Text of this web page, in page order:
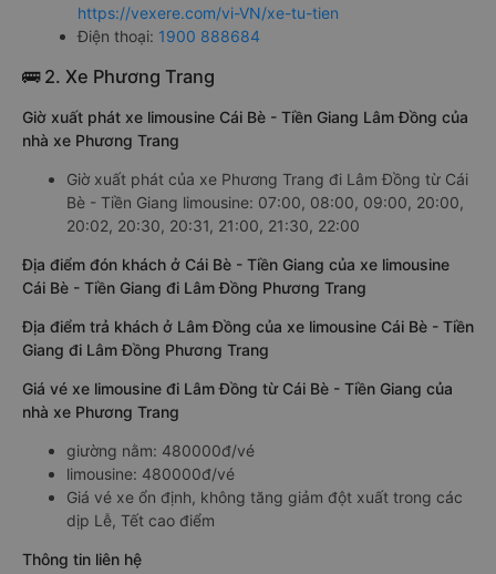
https://vexere.com/vi-VN/xe-tu-tien
Điện thoại: 1900 888684
🚌 2. Xe Phương Trang
Giờ xuất phát xe limousine Cái Bè - Tiền Giang Lâm Đồng của
nhà xe Phương Trang
Giờ xuất phát của xe Phương Trang đi Lâm Đồng từ Cái
Bè - Tiền Giang limousine: 07:00, 08:00, 09:00, 20:00,
20:02, 20:30, 20:31, 21:00, 21:30, 22:00
Địa điểm đón khách ở Cái Bè - Tiền Giang của xe limousine
Cái Bè - Tiền Giang đi Lâm Đồng Phương Trang
Địa điểm trả khách ở Lâm Đồng của xe limousine Cái Bè - Tiền
Giang đi Lâm Đồng Phương Trang
Giá vé xe limousine đi Lâm Đồng từ Cái Bè - Tiền Giang của
nhà xe Phương Trang
giường nằm: 480000đ/vé
limousine: 480000đ/vé
Giá vé xe ổn định, không tăng giảm đột xuất trong các
dịp Lễ, Tết cao điểm
Thông tin liên hệ